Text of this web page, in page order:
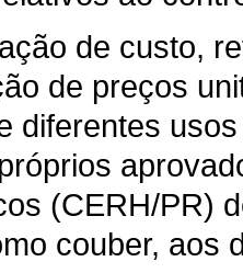
de custo,
de preços
diferentes
(CERH/PR)
couber, aos